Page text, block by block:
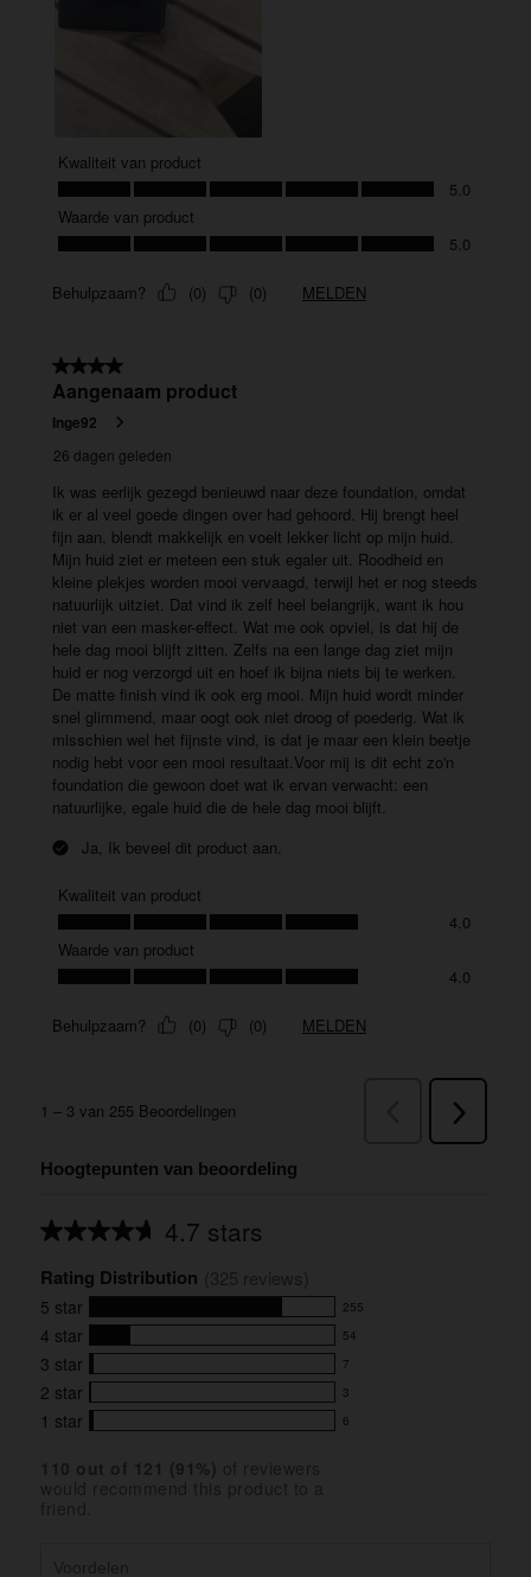
Hoogtepunten van beoordeling
4.7 stars
Average
for
this
product:
4.7
out
of
5
stars
Rating Distribution
5 star 255
255
reviews
with
5
star
rating.
4 star 54
54
reviews
with
4
3 star 7
7
reviews
with
2 star 3
3
reviews
1 star 6
6